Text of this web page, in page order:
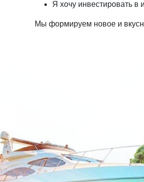
Я хочу инвестировать в
Мы формируем новое и